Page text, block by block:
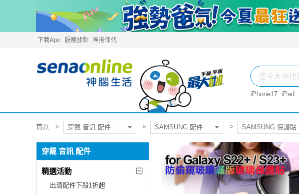
下載App 服務據點 神揚保代
iPhone17 iPad
首頁 穿戴 音訊 配件 SAMSUNG 配件 SAMSUNG 保護貼
穿戴 音訊 配件
精選活動
出清配件下殺1折起